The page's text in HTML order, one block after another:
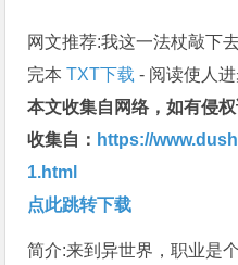
网文推荐:我这一法杖敲下
完本TXT下载 - 阅读使人进
本文收集自网络，如有侵
收集自： https://
1.html
点此跳转下载
简介:来到异世界，职业是